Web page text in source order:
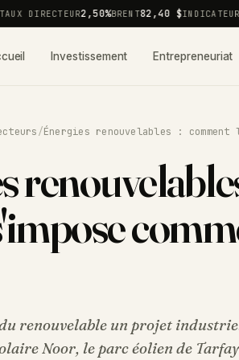
DIRECTEUR2,50%BRENT82,40 $INDICATEURS
Investissement Entrepreneuriat
/Énergies renouvelables : comment
renouvelable un projet
Noor, le parc éolien de